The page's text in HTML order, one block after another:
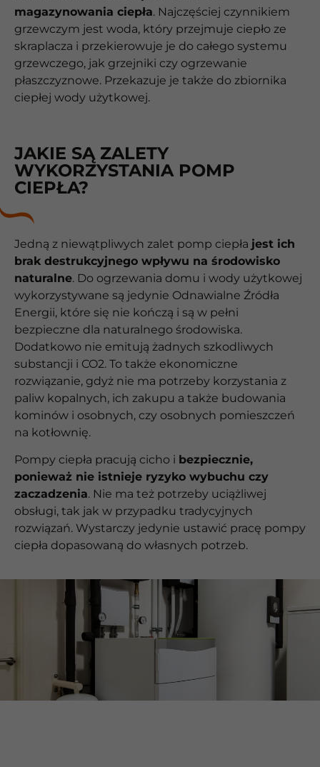
magazynowania ciepła. Najczęściej czynnikiem
grzewczym jest woda, który przejmuje ciepło ze
skraplacza i przekierowuje je do całego systemu
grzewczego, jak grzejniki czy ogrzewanie
płaszczyznowe. Przekazuje je także do zbiornika
ciepłej wody użytkowej.
JAKIE SĄ ZALETY
WYKORZYSTANIA POMP
CIEPŁA?
Jedną z niewątpliwych zalet pomp ciepła jest ich
brak destrukcyjnego wpływu na środowisko
naturalne. Do ogrzewania domu i wody użytkowej
wykorzystywane są jedynie Odnawialne Źródła
Energii, które się nie kończą i są w pełni
bezpieczne dla naturalnego środowiska.
Dodatkowo nie emitują żadnych szkodliwych
substancji i CO2. To także ekonomiczne
rozwiązanie, gdyż nie ma potrzeby korzystania z
paliw kopalnych, ich zakupu a także budowania
kominów i osobnych, czy osobnych pomieszczeń
na kotłownię.
Pompy ciepła pracują cicho i bezpiecznie,
ponieważ nie istnieje ryzyko wybuchu czy
zaczadzenia. Nie ma też potrzeby uciążliwej
obsługi, tak jak w przypadku tradycyjnych
rozwiązań. Wystarczy jedynie ustawić pracę pompy
ciepła dopasowaną do własnych potrzeb.